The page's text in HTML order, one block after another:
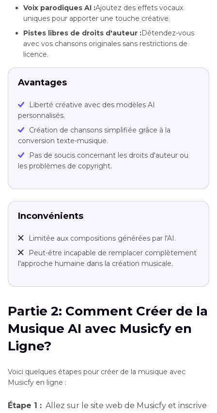
Voix parodiques AI :Ajoutez des effets vocaux
uniques pour apporter une touche créative.
Pistes libres de droits d'auteur :Détendez-vous
avec vos chansons originales sans restrictions de
licence.
Avantages
Liberté créative avec des modèles AI
personnalisés.
Création de chansons simplifiée grâce à la
conversion texte-musique.
Pas de soucis concernant les droits d'auteur ou
les problèmes de copyright.
Inconvénients
Limitée aux compositions générées par l'AI.
Peut-être incapable de remplacer complètement
l'approche humaine dans la création musicale.
Partie 2: Comment Créer de la
Musique AI avec Musicfy en
Ligne?
Voici quelques étapes pour créer de la musique avec
Musicfy en ligne :
Étape 1 : Allez sur le site web de Musicfy et inscrive